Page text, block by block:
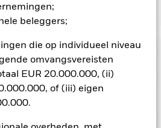
beleggers;
die op individueel niveau
omvangsvereisten
EUR 20.000.000, (ii)
of (iii) eigen
kredietrisico's en/of de